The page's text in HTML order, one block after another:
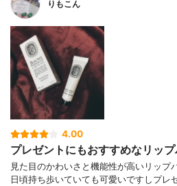
りもこん
4.00
プレゼントにもおすすめなリップ
見た目のかわいさと機能性が高いリップ
日頃持ち歩いていても可愛いですしプレ